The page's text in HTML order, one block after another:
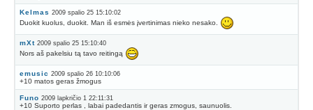
Kelmas 2009 spalio 25 15:10:02
Duokit kuolus, duokit. Man iš esmės įvertinimas nieko nesako.
mXt 2009 spalio 25 15:10:40
Nors aš pakelsiu tą tavo reitingą
emusic 2009 spalio 26 10:10:06
+10 matos geras žmogus
Funo 2009 lapkričio 1 22:11:31
+10 Suporto perlas , labai padedantis ir geras zmogus, saunuolis.